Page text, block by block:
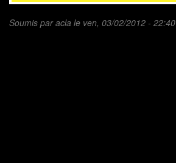
Soumis paracla le ven, 03/02/2012 - 22:40